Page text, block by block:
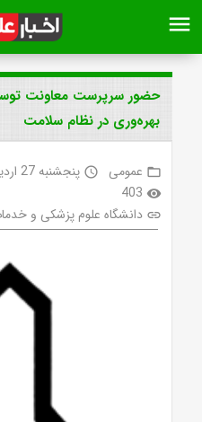
menu
حضور سرپرست معاونت
بهره‌وری در نظام سلامت
folder_open عمومی access_time پنجشنبه 27 اردیبهشت 1403 ساعت 8:2
visibility
403
link دانشگاه علوم پزشکی و